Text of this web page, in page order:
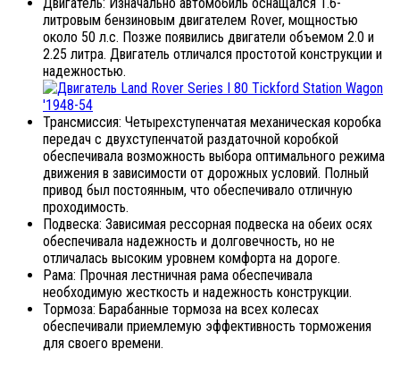
Двигатель: Изначально автомобиль оснащался 1.6-
литровым бензиновым двигателем Rover, мощностью
около 50 л.с. Позже появились двигатели объемом 2.0 и
2.25 литра. Двигатель отличался простотой конструкции и
надежностью.
Трансмиссия: Четырехступенчатая механическая коробка
передач с двухступенчатой раздаточной коробкой
обеспечивала возможность выбора оптимального режима
движения в зависимости от дорожных условий. Полный
привод был постоянным, что обеспечивало отличную
проходимость.
Подвеска: Зависимая рессорная подвеска на обеих осях
обеспечивала надежность и долговечность, но не
отличалась высоким уровнем комфорта на дороге.
Рама: Прочная лестничная рама обеспечивала
необходимую жесткость и надежность конструкции.
Тормоза: Барабанные тормоза на всех колесах
обеспечивали приемлемую эффективность торможения
для своего времени.